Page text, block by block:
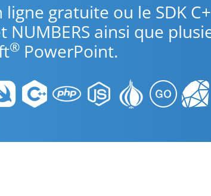
ligne gratuite ou le SDK
NUMBERS ainsi que
® PowerPoint.